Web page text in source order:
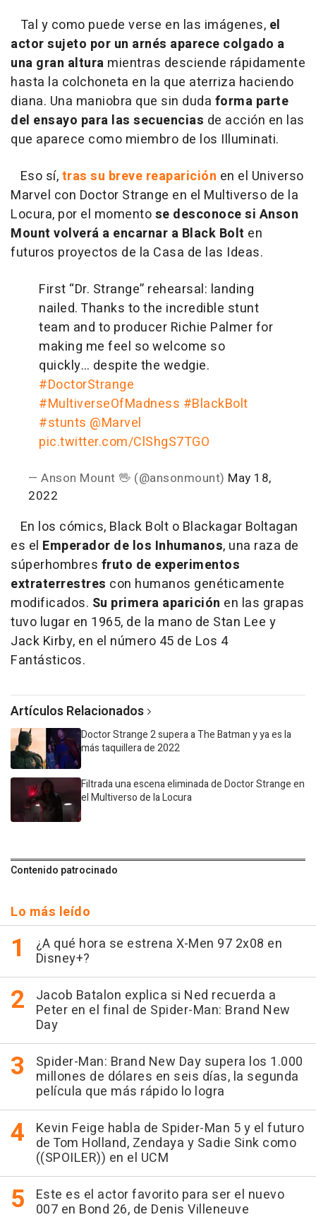
Tal y como puede verse en las imágenes, el
actor sujeto por un arnés aparece colgado a
una gran altura mientras desciende rápidamente
hasta la colchoneta en la que aterriza haciendo
diana. Una maniobra que sin duda forma parte
del ensayo para las secuencias de acción en las
que aparece como miembro de los Illuminati.
Eso sí,tras su breve reaparición en el Universo
Marvel con Doctor Strange en el Multiverso de la
Locura, por el momentose desconoce si Anson
Mount volverá a encarnar a Black Bolt en
futuros proyectos de la Casa de las Ideas.
First “Dr. Strange” rehearsal: landing
nailed. Thanks to the incredible stunt
team and to producer Richie Palmer for
making me feel so welcome so
quickly… despite the wedgie.
#DoctorStrange
#MultiverseOfMadness #BlackBolt
#stunts @Marvel
pic.twitter.com/ClShgS7TGO
— Anson Mount 🖖 (@ansonmount) May 18,
2022
En los cómics, Black Bolt o Blackagar Boltagan
es el Emperador de los Inhumanos, una raza de
súperhombres fruto de experimentos
extraterrestres con humanos genéticamente
modificados. Su primera aparición en las grapas
tuvo lugar en 1965, de la mano de Stan Lee y
Jack Kirby, en el número 45 de Los 4
Fantásticos.
Artículos Relacionados
Doctor Strange 2 supera a The Batman y ya es la
más taquillera de 2022
Filtrada una escena eliminada de Doctor Strange en
el Multiverso de la Locura
Contenido patrocinado
Lo más leído
¿A qué hora se estrena X-Men 97 2x08 en
Disney+?
Jacob Batalon explica si Ned recuerda a
Peter en el final de Spider-Man: Brand New
Day
Spider-Man: Brand New Day supera los 1.000
millones de dólares en seis días, la segunda
película que más rápido lo logra
Kevin Feige habla de Spider-Man 5 y el futuro
de Tom Holland, Zendaya y Sadie Sink como
((SPOILER)) en el UCM
Este es el actor favorito para ser el nuevo
007 en Bond 26, de Denis Villeneuve